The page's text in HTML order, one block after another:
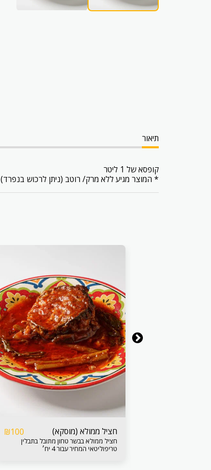
תיאור
קופסא של 1 ליטר
* המוצר מגיע ללא מרק/ רוטב (ניתן לרכוש בנפרד)
חציל ממולא (מוסקא) ₪100
חציל ממולא בבשר טחון מתובל בתבלין
טריפוליטאי המחיר עבור 4 יח׳